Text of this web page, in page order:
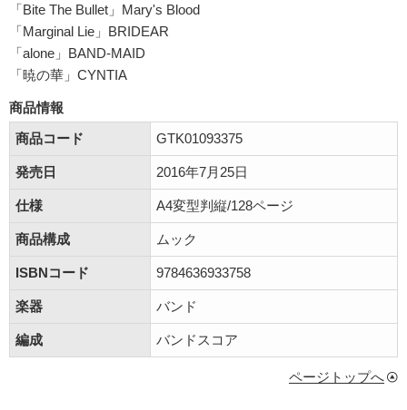
「Bite The Bullet」Mary's Blood
「Marginal Lie」BRIDEAR
「alone」BAND-MAID
「暁の華」CYNTIA
商品情報
商品コード
GTK01093375
発売日 2016年7月25日
仕様 A4変型判縦/128ページ
商品構成 ムック
ISBNコード 9784636933758
楽器 バンド
編成 バンドスコア
ページトップへ